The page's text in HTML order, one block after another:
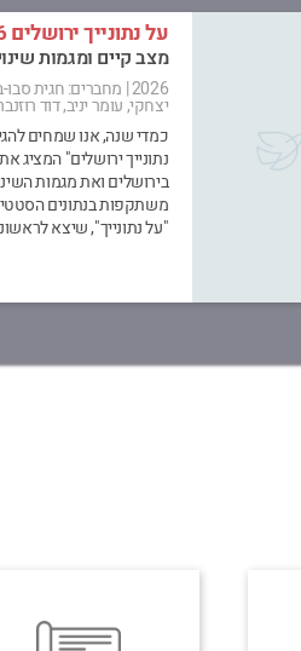
על נתונייך ירושלים 2026
מצב קיים ומגמות
2026
| מחברים: חגית
יצחקי, עומר יניב, דוד
כמדי שנה, אנו שמחים
נתונייך ירושלים" המציג
בירושלים ואת מגמות
משתקפות בנתונים
"על נתונייך", שיצא